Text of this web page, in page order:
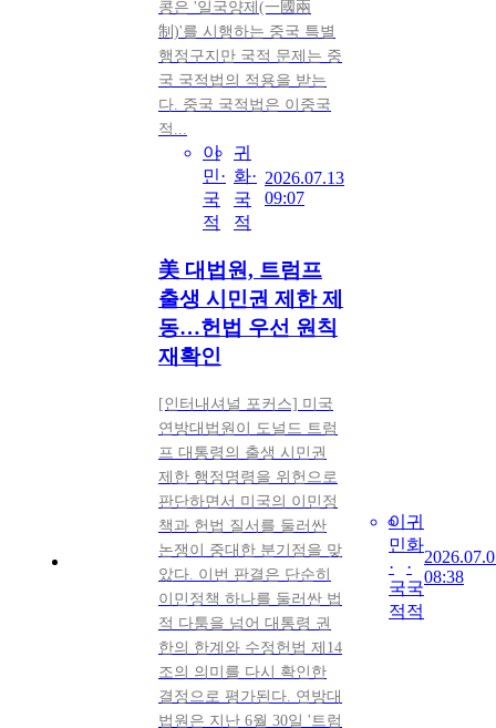
콩은 '일국양제(一國兩
制)'를 시행하는 중국 특별
행정구지만 국적 문제는 중
국 국적법의 적용을 받는
다. 중국 국적법은 이중국
적...
이
민·
국
적
귀
화·
국
적
2026.07.13
09:07
美 대법원, 트럼프
출생 시민권 제한 제
동…헌법 우선 원칙
재확인
[인터내셔널 포커스] 미국
연방대법원이 도널드 트럼
프 대통령의 출생 시민권
제한 행정명령을 위헌으로
판단하면서 미국의 이민정
책과 헌법 질서를 둘러싼
논쟁이 중대한 분기점을 맞
았다. 이번 판결은 단순히
이민정책 하나를 둘러싼 법
적 다툼을 넘어 대통령 권
한의 한계와 수정헌법 제14
조의 의미를 다시 확인한
결정으로 평가된다. 연방대
법원은 지난 6월 30일 '트럼
이
민
·
국
적
귀
화
·
국
적
08:38